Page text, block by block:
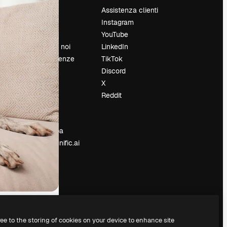
Prezzi
Chi siamo
Recensioni
Lavora con noi
Cerca tendenze
Blog
Eventi
Slidesgo
Vendi i tuoi
contenuti
Sala stampa
Cerchi magnific.ai
Assistenza clienti
Instagram
YouTube
LinkedIn
TikTok
Discord
X
Reddit
to the storing of cookies on your device to enhance site